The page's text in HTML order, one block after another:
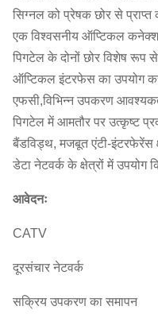
सिग्नल को प्रेषक छोर से
एक विश्वसनीय ऑप्टिकल
पिगटेल के दोनों छोर विशेष रूप
ऑप्टिकल इंटरफेस का उपयोग
एफसी,विभिन्न उपकरण
पिगटेल में आमतौर पर उत्कृष्ट
बैंडविड्थ, मजबूत एंटी-इंटरफेरेंस
डेटा नेटवर्क के क्षेत्रों में उपयोग
आवेदनः
CATV
दूरसंचार नेटवर्क
सक्रिय उपकरण का समापन